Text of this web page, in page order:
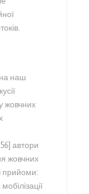
на наш
жовчних
автори
жовчних
прийоми: